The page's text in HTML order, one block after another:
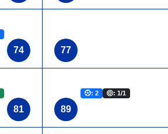
74
81
77
89
: 2 : 1/1